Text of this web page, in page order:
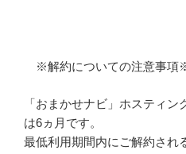
※解約についての注意事項
「おまかせナビ」ホスティ
は6ヵ月です。
最低利用期間内にご解約され